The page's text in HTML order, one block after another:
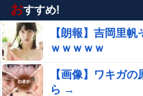
おすすめ!
【朗報】吉岡里
ｗｗｗｗｗ
【画像】ワキガ
ら →